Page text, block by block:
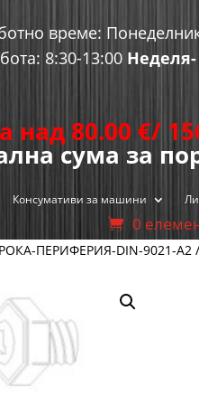
време:
8:30-13:00
над 80.00 €/
сума за
Консумативи за машини
0
ПЕРИФЕРИЯ-DIN-9021-A2